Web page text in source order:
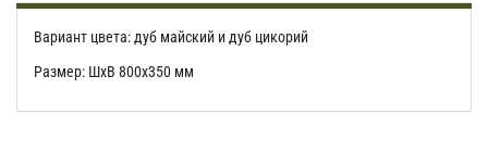
Вариант цвета: дуб майский и дуб цикорий
Размер: ШхВ 800х350 мм